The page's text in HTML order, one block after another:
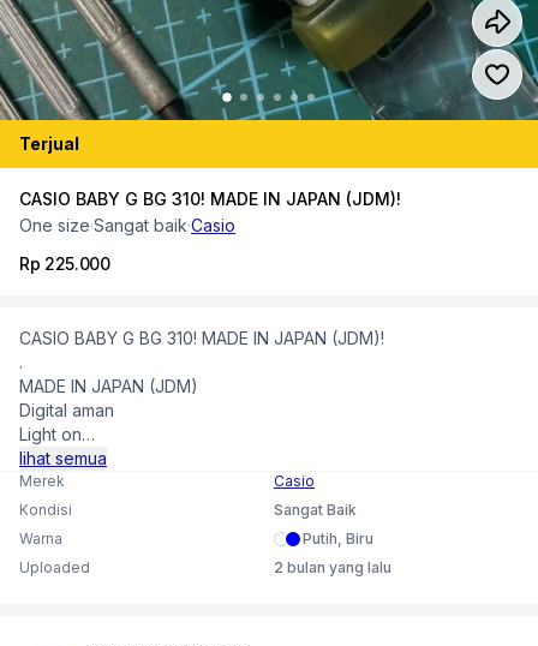
Terjual
CASIO BABY G BG 310! MADE IN JAPAN (JDM)!
One size·Sangat baik·Casio
Rp 225.000
CASIO BABY G BG 310! MADE IN JAPAN (JDM)!
.
MADE IN JAPAN (JDM)
Digital aman
Light on
Beep on
WR belum tes
.
Minus: Lecet pemakaian, no bezel, strap aftermarket
.
lihat semua
Merek
Casio
Kondisi
Sangat Baik
Warna
Putih, Biru
Uploaded
2 bulan yang lalu